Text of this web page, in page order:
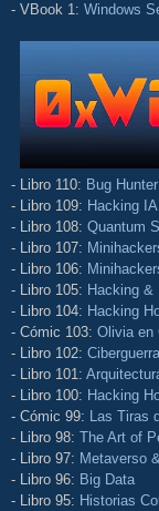
- VBook 1: Windows
- Libro 110: Bug Hunter
- Libro 109: Hacking IA
- Libro 108: Quantum
- Libro 107:
- Libro 106:
- Libro 105: Hacking &
- Libro 104: Hacking
- Cómic 103: Olivia en
- Libro 102: Ciberguerra
- Libro 101:
- Libro 100: Hacking
- Cómic 99: Las Tiras
- Libro 98: The Art of
- Libro 97: Metaverso
- Libro 96: Big Data
- Libro 95: Historias